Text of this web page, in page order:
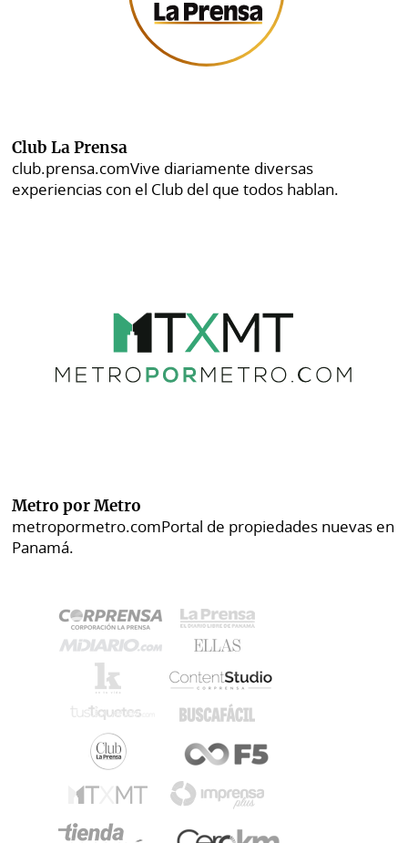
Club La Prensa
club.prensa.comVive diariamente diversas
experiencias con el Club del que todos hablan.
Metro por Metro
metropormetro.comPortal de propiedades nuevas en
Panamá.